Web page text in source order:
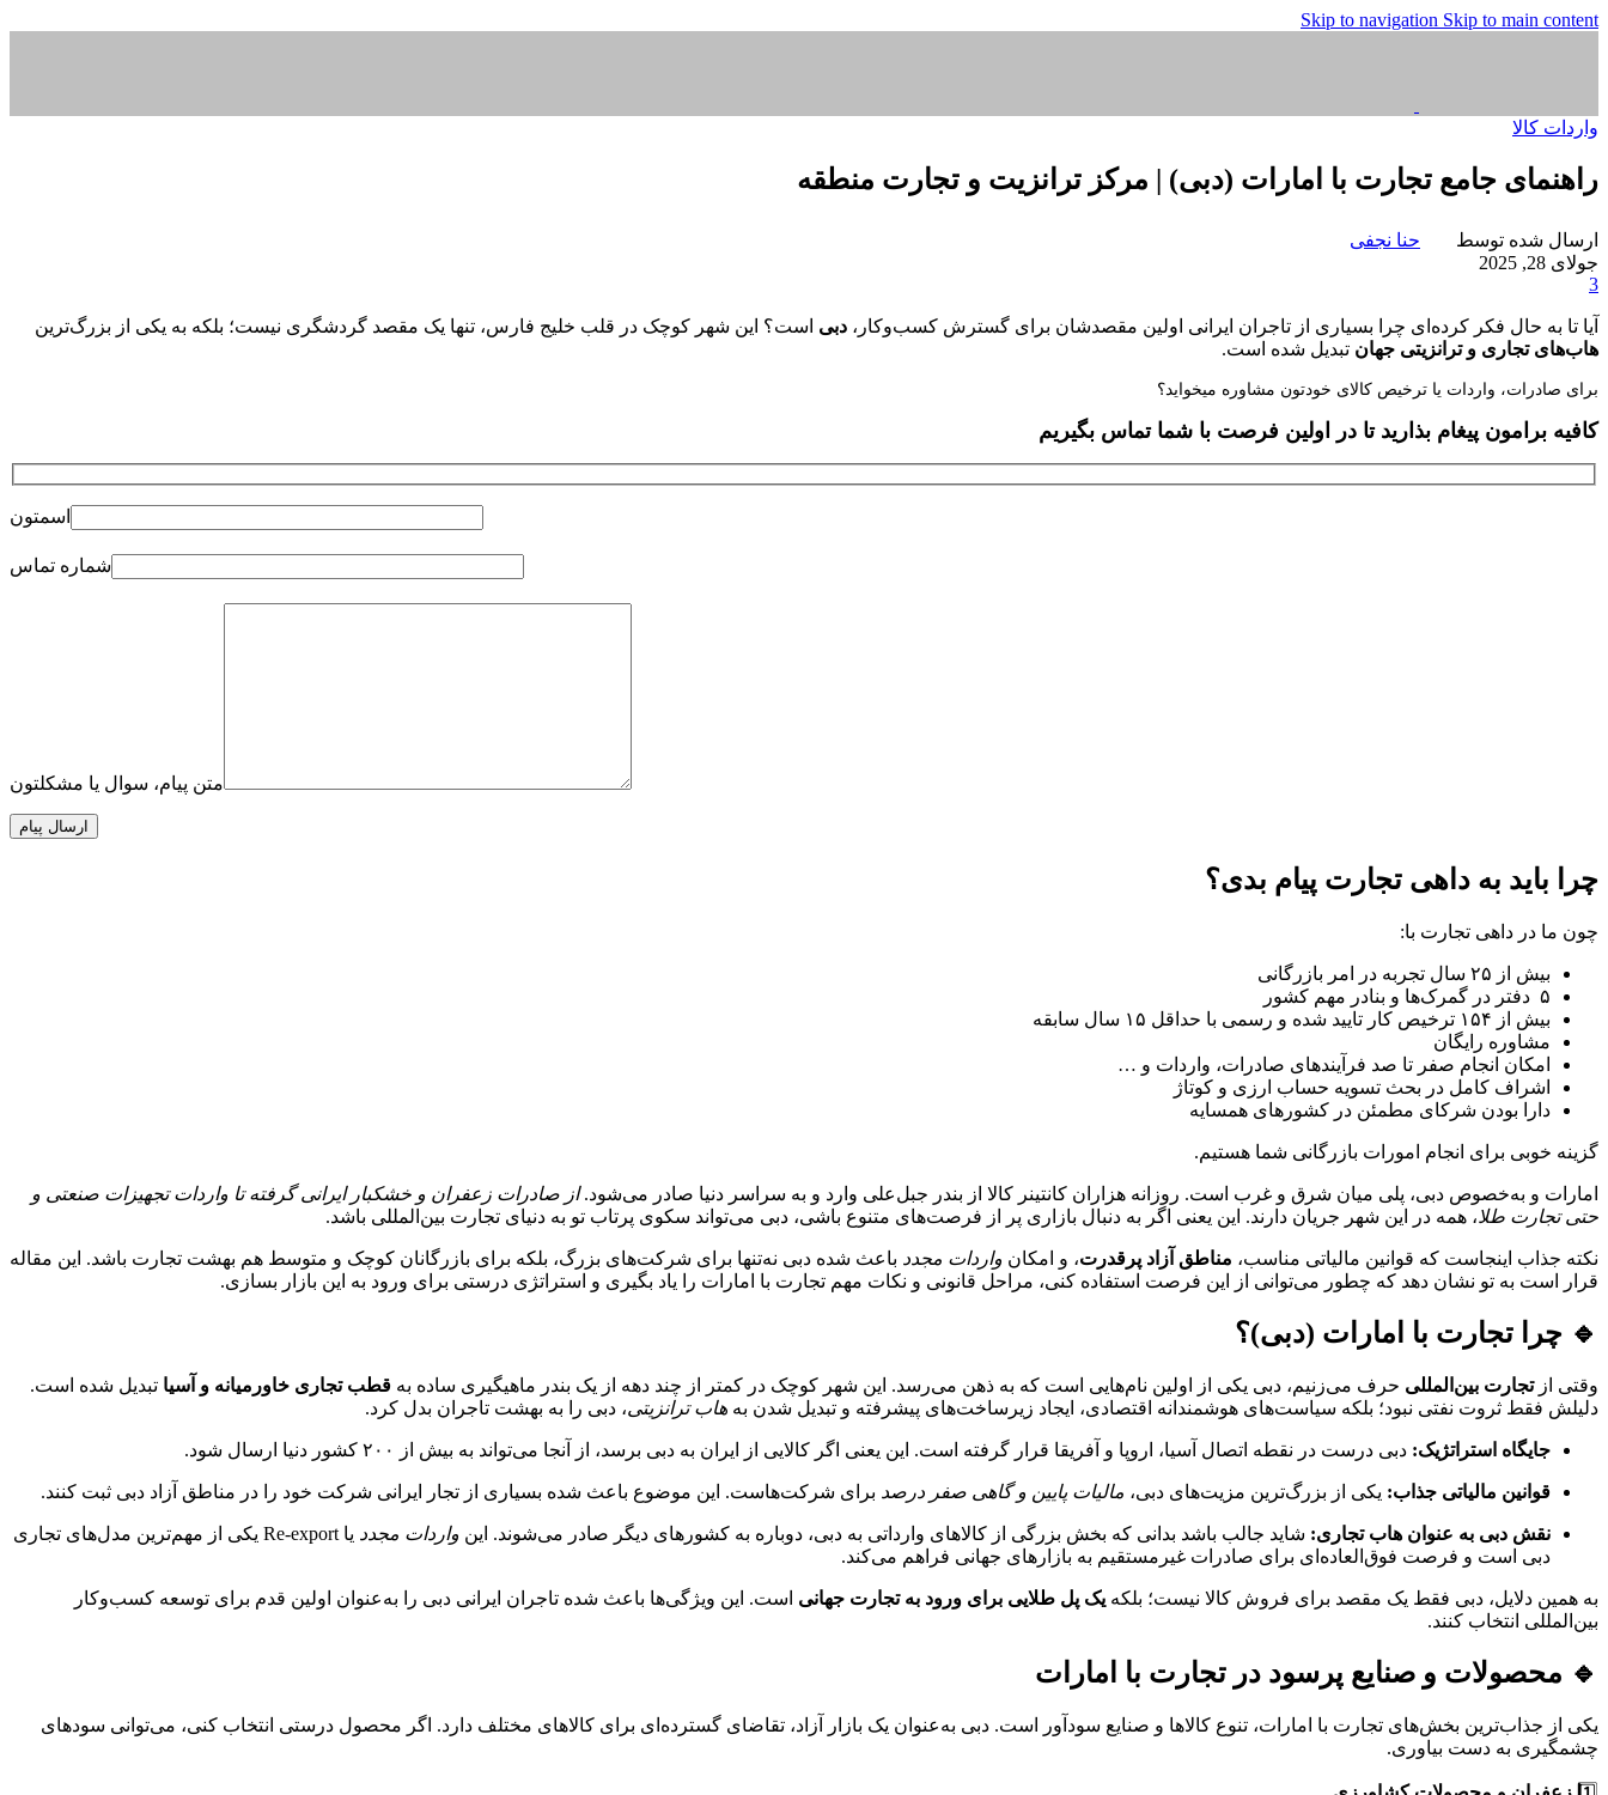
Skip to navigation Skip to main content
واردات کالا
راهنمای جامع تجارت با امارات (دبی) | مرکز ترانزیت و تجارت منطقه
ارسال شده توسط
حنا نجفی
جولای 28, 2025
3
آیا تا به حال فکر کرده‌ای چرا بسیاری از تاجران ایرانی اولین مقصدشان برای گسترش کسب‌وکار، دبی است؟ این شهر کوچک در قلب خلیج فارس، تنها یک مقصد گردشگری نیست؛ بلکه به یکی از بزرگ‌ترین
هاب‌های تجاری و ترانزیتی جهان تبدیل شده است.
برای صادرات، واردات یا ترخیص کالای خودتون مشاوره میخواید؟
کافیه برامون پیغام بذارید تا در اولین فرصت با شما تماس بگیریم
اسمتون
شماره تماس
متن پیام، سوال یا مشکلتون
چرا باید به داهی تجارت پیام بدی؟
چون ما در داهی تجارت با:
بیش از ۲۵ سال تجربه در امر بازرگانی
۵ دفتر در گمرک‌ها و بنادر مهم کشور
بیش از ۱۵۴ ترخیص کار تایید شده و رسمی با حداقل ۱۵ سال سابقه
مشاوره رایگان
امکان انجام صفر تا صد فرآیند‌های صادرات، واردات و …
اشراف کامل در بحث تسویه حساب ارزی و کوتاژ
دارا بودن شرکای مطمئن در کشور‌های همسایه
گزینه خوبی برای انجام امورات بازرگانی شما هستیم.
امارات و به‌خصوص دبی، پلی میان شرق و غرب است. روزانه هزاران کانتینر کالا از بندر جبل‌علی وارد و به سراسر دنیا صادر می‌شود.از صادرات زعفران و خشکبار ایرانی گرفته تا واردات تجهیزات صنعتی و
حتی تجارت طلا، همه در این شهر جریان دارند. این یعنی اگر به دنبال بازاری پر از فرصت‌های متنوع باشی، دبی می‌تواند سکوی پرتاب تو به دنیای تجارت بین‌المللی باشد.
نکته جذاب اینجاست که قوانین مالیاتی مناسب، مناطق آزاد پرقدرت، و امکان واردات مجدد باعث شده دبی نه‌تنها برای شرکت‌های بزرگ، بلکه برای بازرگانان کوچک و متوسط هم بهشت تجارت باشد. این مقاله
قرار است به تو نشان دهد که چطور می‌توانی از این فرصت استفاده کنی، مراحل قانونی و نکات مهم تجارت با امارات را یاد بگیری و استراتژی درستی برای ورود به این بازار بسازی.
🔹 چرا تجارت با امارات (دبی)؟
وقتی ازتجارت بین‌المللی حرف می‌زنیم، دبی یکی از اولین نام‌هایی است که به ذهن می‌رسد. این شهر کوچک در کمتر از چند دهه از یک بندر ماهیگیری ساده به قطب تجاری خاورمیانه و آسیا تبدیل شده است.
دلیلش فقط ثروت نفتی نبود؛ بلکه سیاست‌های هوشمندانه اقتصادی، ایجاد زیرساخت‌های پیشرفته و تبدیل شدن به هاب ترانزیتی، دبی را به بهشت تاجران بدل کرد.
جایگاه استراتژیک: دبی درست در نقطه اتصال آسیا، اروپا و آفریقا قرار گرفته است. این یعنی اگر کالایی از ایران به دبی برسد، از آنجا می‌تواند به بیش از ۲۰۰ کشور دنیا ارسال شود.
قوانین مالیاتی جذاب: یکی از بزرگ‌ترین مزیت‌های دبی، مالیات پایین و گاهی صفر درصد برای شرکت‌هاست. این موضوع باعث شده بسیاری از تجار ایرانی شرکت خود را در مناطق آزاد دبی ثبت کنند.
نقش دبی به عنوان هاب تجاری: شاید جالب باشد بدانی که بخش بزرگی از کالاهای وارداتی به دبی، دوباره به کشورهای دیگر صادر می‌شوند. این واردات مجدد
یا Re-export یکی از مهم‌ترین مدل‌های تجاری
دبی است و فرصت فوق‌العاده‌ای برای صادرات غیرمستقیم به بازارهای جهانی فراهم می‌کند.
به همین دلایل، دبی فقط یک مقصد برای فروش کالا نیست؛ بلکه یک پل طلایی برای ورود به تجارت جهانی است. این ویژگی‌ها باعث شده تاجران ایرانی دبی را به‌عنوان اولین قدم برای توسعه کسب‌وکار
بین‌المللی انتخاب کنند.
🔹 محصولات و صنایع پرسود در تجارت با امارات
یکی از جذاب‌ترین بخش‌های تجارت با امارات، تنوع کالاها و صنایع سودآور است. دبی به‌عنوان یک بازار آزاد، تقاضای گسترده‌ای برای کالاهای مختلف دارد. اگر محصول درستی انتخاب کنی، می‌توانی سودهای
چشمگیری به دست بیاوری.